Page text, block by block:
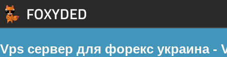
Vps сервер для форекс украина -